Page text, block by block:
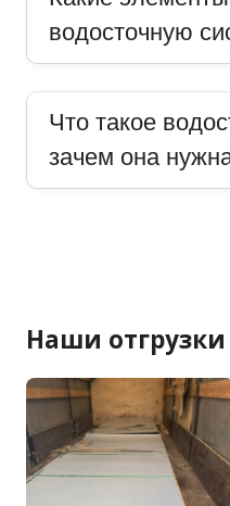
водосточную
Что такое
зачем она
Наши отгрузки